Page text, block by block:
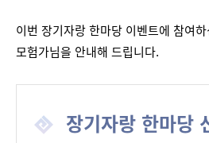
이번 장기자랑 한마당 이벤트에 참여
모험가님을 안내해 드립니다.
장기자랑 한마당